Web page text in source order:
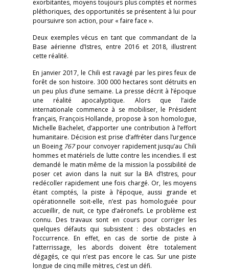
exorbitantes, moyens toujours plus comptés et normes
pléthoriques, des opportunités se présentent à lui pour
poursuivre son action, pour « faire face ».
Deux exemples vécus en tant que commandant de la
Base aérienne d’Istres, entre 2016 et 2018, illustrent
cette réalité.
En janvier 2017, le Chili est ravagé par les pires feux de
forêt de son histoire. 300 000 hectares sont détruits en
un peu plus d’une semaine. La presse décrit à l’époque
une réalité apocalyptique. Alors que l’aide
internationale commence à se mobiliser, le Président
français, François Hollande, propose à son homologue,
Michelle Bachelet, d’apporter une contribution à l’effort
humanitaire. Décision est prise d’affréter dans l’urgence
un Boeing 767pour convoyer rapidement jusqu’au Chili
hommes et matériels de lutte contre les incendies. Il est
demandé le matin même de la mission la possibilité de
poser cet avion dans la nuit sur la BA d’Istres, pour
redécoller rapidement une fois chargé. Or, les moyens
étant comptés, la piste à l’époque, aussi grande et
opérationnelle soit-elle, n’est pas homologuée pour
accueillir, de nuit, ce type d’aéronefs. Le problème est
connu. Des travaux sont en cours pour corriger les
quelques défauts qui subsistent : des obstacles en
l’occurrence. En effet, en cas de sortie de piste à
l’atterrissage, les abords doivent être totalement
dégagés, ce qui n’est pas encore le cas. Sur une piste
longue de cinq mille mètres, c’est un défi.